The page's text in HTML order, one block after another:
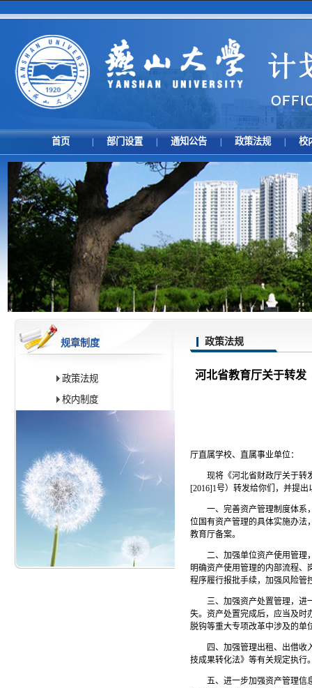
首页 部门设置 通知公告 政策法规 校
规章制度
政策法规
校内制度
政策法规
河北省教育厅关于转发
厅直属学校、直属事业单位：
现将《河北省财政厅关于转
[2016]1号）转发给你们，并提
一、完善资产管理制度体系
位国有资产管理的具体实施办法
教育厅备案。
二、加强单位资产使用管理
明确资产使用管理的内部流程、
程序履行报批手续，加强风险管
三、加强资产处置管理，进
失。资产处置完成后，应当及时
脱钩等重大专项改革中涉及的单
四、加强管理出租、出借收
技成果转化法》等有关规定执行
五、进一步加强资产管理信